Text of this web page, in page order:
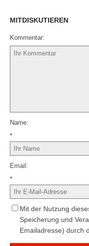
MITDISKUTIEREN
Kommentar
Name
*
Email
*
Mit der Nutzung
Speicherung und
Emailadresse) durch